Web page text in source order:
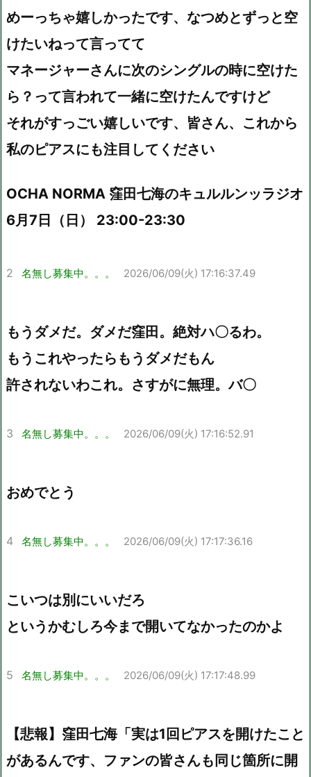
めーっちゃ嬉しかったです、なつめとずっと空
けたいねって言ってて
マネージャーさんに次のシングルの時に空けた
ら？って言われて一緒に空けたんですけど
それがすっごい嬉しいです、皆さん、これから
私のピアスにも注目してください
OCHA NORMA 窪田七海のキュルルンッラジオ
6月7日（日） 23:00-23:30
2 名無し募集中。。。 2026/06/09(火) 17:16:37.49
もうダメだ。ダメだ窪田。絶対ハ〇るわ。
もうこれやったらもうダメだもん
許されないわこれ。さすがに無理。バ〇
3 名無し募集中。。。 2026/06/09(火) 17:16:52.91
おめでとう
4 名無し募集中。。。 2026/06/09(火) 17:17:36.16
こいつは別にいいだろ
というかむしろ今まで開いてなかったのかよ
5 名無し募集中。。。 2026/06/09(火) 17:17:48.99
【悲報】窪田七海「実は1回ピアスを開けたこと
があるんです、ファンの皆さんも同じ箇所に開